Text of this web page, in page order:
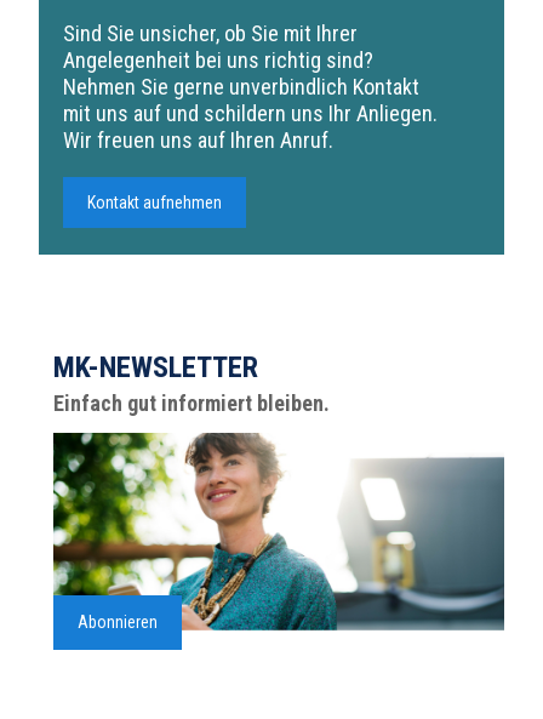
Sind Sie unsicher, ob Sie mit Ihrer
Angelegenheit bei uns richtig sind?
Nehmen Sie gerne unverbindlich Kontakt
mit uns auf und schildern uns Ihr Anliegen.
Wir freuen uns auf Ihren Anruf.
Kontakt aufnehmen
MK-NEWSLETTER
Einfach gut informiert bleiben.
Abonnieren